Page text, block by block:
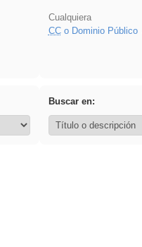
Cualquiera
CCo Dominio Público
Buscar en: